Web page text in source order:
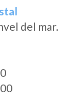
del mar.